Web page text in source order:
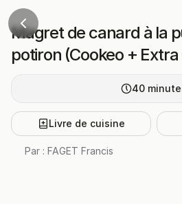
Magret de canard à la
potiron (Cookeo + Extra
40
Livre de cuisine
Par : FAGET Francis